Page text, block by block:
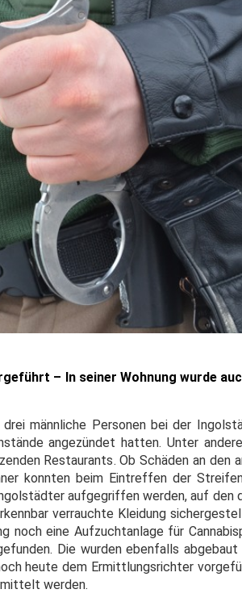
– In seiner Wohnung wurde
männliche Personen bei der
angezündet hatten. Unter
Restaurants. Ob Schäden an den
konnten beim Eintreffen der
aufgegriffen werden, auf den
verrauchte Kleidung
noch eine Aufzuchtanlage für
Die wurden ebenfalls
heute dem Ermittlungsrichter
werden.